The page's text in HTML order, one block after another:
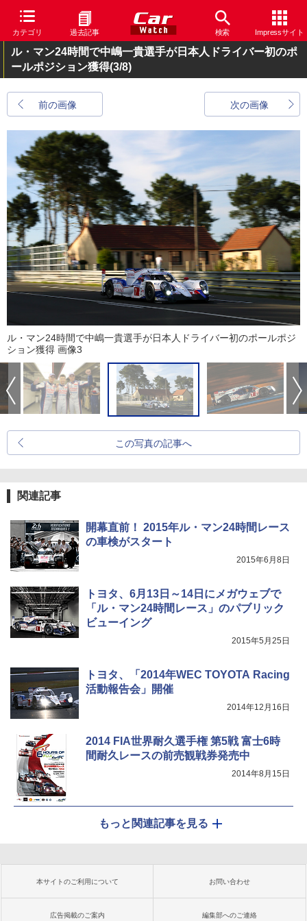
カテゴリ 過去記事 検索 Impressサイト
ル・マン24時間で中嶋一貴選手が日本人ドライバー初のポ
ールポジション獲得(3/8)
前の画像 次の画像
ル・マン24時間で中嶋一貴選手が日本人ドライバー初のポールポジ
ション獲得 画像3
この写真の記事へ
関連記事
開幕直前！ 2015年ル・マン24時間レース
の車検がスタート
2015年6月8日
トヨタ、6月13日～14日にメガウェブで
「ル・マン24時間レース」のパブリック
ビューイング
2015年5月25日
トヨタ、「2014年WEC TOYOTA Racing
活動報告会」開催
2014年12月16日
2014 FIA世界耐久選手権 第5戦 富士6時
間耐久レースの前売観戦券発売中
2014年8月15日
もっと関連記事を見る
本サイトのご利用について お問い合わせ
広告掲載のご案内 編集部へのご連絡